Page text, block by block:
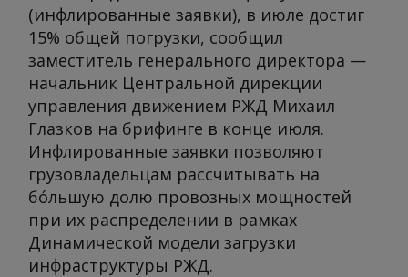
(инфлированные заявки), в июле достиг
15% общей погрузки, сообщил
заместитель генерального директора —
начальник Центральной дирекции
управления движением РЖД Михаил
Глазков на брифинге в конце июля.
Инфлированные заявки позволяют
грузовладельцам рассчитывать на
бо́льшую долю провозных мощностей
при их распределении в рамках
Динамической модели загрузки
инфраструктуры РЖД.